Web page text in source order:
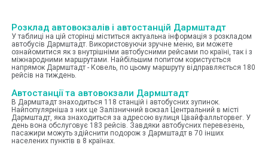
Розклад автовокзалів і автостанцій Дармштадт
У таблиці на цій сторінці міститься актуальна інформація з розкладом
автобусів Дармштадт. Використовуючи зручне меню, ви можете
ознайомитися як з внутрішніми автобусними рейсами по країні, так і з
міжнародними маршрутами. Найбільшим попитом користується
напрямок Дармштадт - Ковель, по цьому маршруту відправляється 180
рейсів на тиждень.
Автостанції та автовокзали Дармштадт
В Дармштадт знаходиться 118 станцій і автобусних зупинок.
Найпопулярніша з них це Залізничний вокзал Центральний в місті
Дармштадт, яка знаходиться за адресою вулиця Цвайфалльторвег. У
день вона обслуговує 183 рейсів. Завдяки автобусних перевезень,
пасажири можуть здійснити подорож з Дармштадт в 70 інших
населених пунктів в 8 країнах.